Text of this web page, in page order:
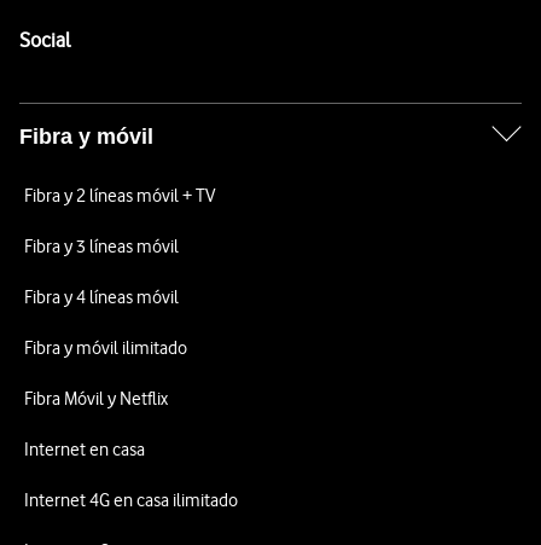
SocialEnlaces a las redes sociales de Vodafone
Fibra y móvil
Fibra y 2 líneas móvil + TV
Fibra y 3 líneas móvil
Fibra y 4 líneas móvil
Fibra y móvil ilimitado
Fibra Móvil y Netflix
Internet en casa
Internet 4G en casa ilimitado